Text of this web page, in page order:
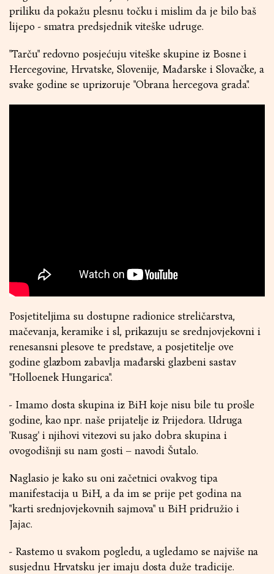
priliku da pokažu plesnu točku i mislim da je bilo baš
lijepo - smatra predsjednik viteške udruge.
"Tarču" redovno posjećuju viteške skupine iz Bosne i
Hercegovine, Hrvatske, Slovenije, Mađarske i Slovačke, a
svake godine se uprizoruje "Obrana hercegova grada".
Posjetiteljima su dostupne radionice streličarstva,
mačevanja, keramike i sl, prikazuju se srednjovjekovni i
renesansni plesove te predstave, a posjetitelje ove
godine glazbom zabavlja mađarski glazbeni sastav
"Holloenek Hungarica".
- Imamo dosta skupina iz BiH koje nisu bile tu prošle
godine, kao npr. naše prijatelje iz Prijedora. Udruga
'Rusag' i njihovi vitezovi su jako dobra skupina i
ovogodišnji su nam gosti – navodi Šutalo.
Naglasio je kako su oni začetnici ovakvog tipa
manifestacija u BiH, a da im se prije pet godina na
"karti srednjovjekovnih sajmova" u BiH pridružio i
Jajac.
- Rastemo u svakom pogledu, a ugledamo se najviše na
susjednu Hrvatsku jer imaju dosta duže tradicije.